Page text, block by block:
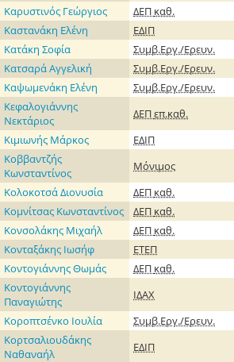
Καρυστινός Γεώργιος
ΔΕΠ καθ.
Καστανάκη Ελένη
ΕΔΙΠ
Κατάκη Σοφία
Συμβ.Εργ./Ερευν.
Κατσαρά Αγγελική
Συμβ.Εργ./Ερευν.
Καψωμενάκη Ελένη
Συμβ.Εργ./Ερευν.
Κεφαλογιάννης
Νεκτάριος
ΔΕΠεπ.καθ.
Κιμιωνής Μάρκος
ΕΔΙΠ
Κοββαντζής
Κωνσταντίνος
Μόνιμος
Κολοκοτσά Διονυσία
ΔΕΠ καθ.
Κομνίτσας Κωνσταντίνος
ΔΕΠ καθ.
Κονσολάκης Μιχαήλ
ΔΕΠ καθ.
Κονταξάκης Ιωσήφ
ΕΤΕΠ
Κοντογιάννης Θωμάς
ΔΕΠ καθ.
Κοντογιάννης
Παναγιώτης
ΙΔΑΧ
Κοροπτσένκο Ιουλία
Συμβ.Εργ./Ερευν.
Κορτσαλιουδάκης
Ναθαναήλ
ΕΔΙΠ